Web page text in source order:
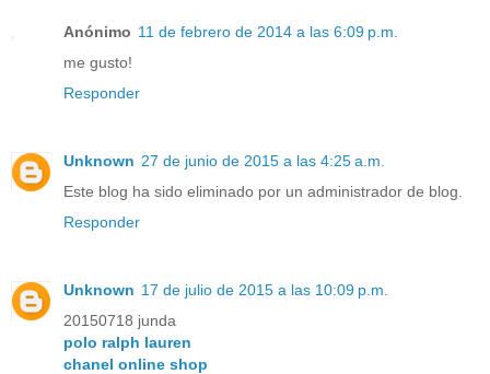
Anónimo 11 de febrero de 2014 a las 6:09 p.m.
me gusto!
Responder
Unknown 27 de junio de 2015 a las 4:25 a.m.
Este blog ha sido eliminado por un administrador de blog.
Responder
Unknown 17 de julio de 2015 a las 10:09 p.m.
20150718 junda
polo ralph lauren
chanel online shop